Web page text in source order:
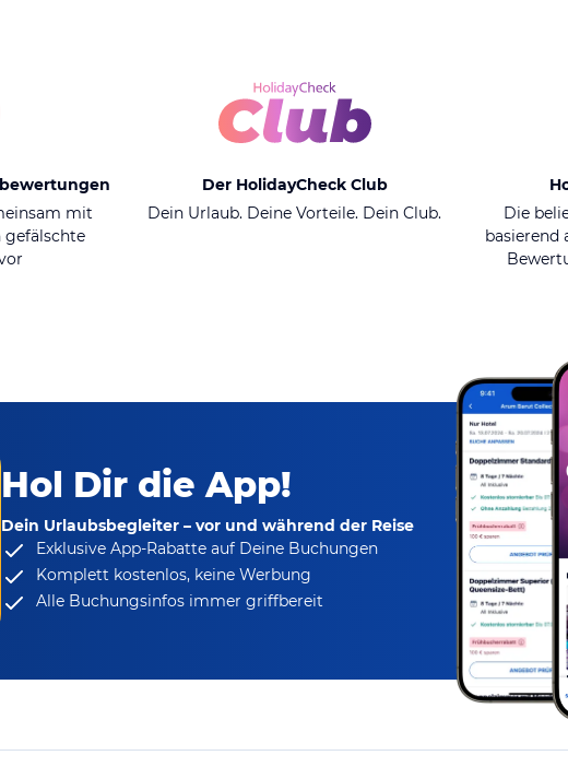
mit
gefälschte
Der HolidayCheck Club
Dein Urlaub. Deine Vorteile. Dein Club.
Die
basierend
Hol Dir die App!
Dein Urlaubsbegleiter – vor und während der Reise
Exklusive App-Rabatteauf Deine Buchungen
Komplett kostenlos, keine Werbung
Alle Buchungsinfos immer griffbereit